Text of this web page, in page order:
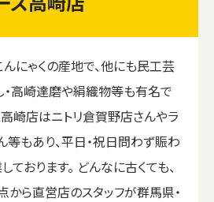
にゃくの産地で、他にも民工芸
・高崎達磨や絹織物等も有名で
高崎店はニトリ倉賀野店さんやラ
等もあり、平日・祝日問わず賑わ
おります。 どんなに古くても、
ら直営店のスタッフが群馬県・